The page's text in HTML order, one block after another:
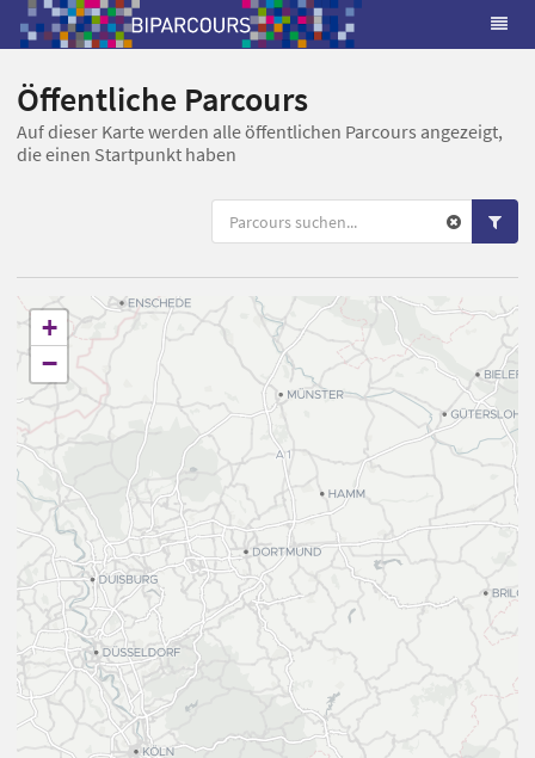
Öffentliche Parcours
Auf dieser Karte werden alle öffentlichen Parcours angezeigt,
die einen Startpunkt haben
+
−